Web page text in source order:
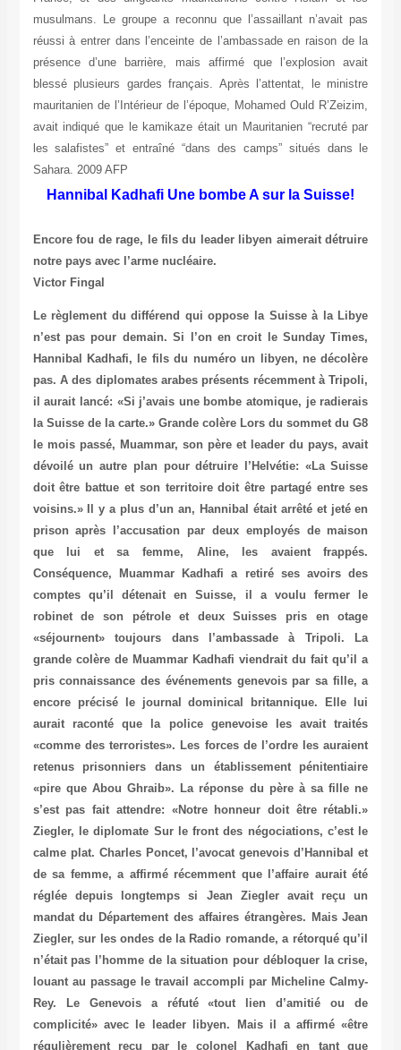
musulmans. Le groupe a reconnu que l’assaillant n’avait pas
réussi à entrer dans l’enceinte de l’ambassade en raison de la
présence d’une barrière, mais affirmé que l’explosion avait
blessé plusieurs gardes français. Après l’attentat, le ministre
mauritanien de l’Intérieur de l’époque, Mohamed Ould R’Zeizim,
avait indiqué que le kamikaze était un Mauritanien “recruté par
les salafistes” et entraîné “dans des camps” situés dans le
Sahara. 2009 AFP
Hannibal Kadhafi Une bombe A sur la Suisse!
Encore fou de rage, le fils du leader libyen aimerait détruire
notre pays avec l’arme nucléaire.
Victor Fingal
Le règlement du différend qui oppose la Suisse à la Libye
n’est pas pour demain. Si l’on en croit le Sunday Times,
Hannibal Kadhafi, le fils du numéro un libyen, ne décolère
pas. A des diplomates arabes présents récemment à Tripoli,
il aurait lancé: «Si j’avais une bombe atomique, je radierais
la Suisse de la carte.» Grande colère Lors du sommet du G8
le mois passé, Muammar, son père et leader du pays, avait
dévoilé un autre plan pour détruire l’Helvétie: «La Suisse
doit être battue et son territoire doit être partagé entre ses
voisins.» Il y a plus d’un an, Hannibal était arrêté et jeté en
prison après l’accusation par deux employés de maison
que lui et sa femme, Aline, les avaient frappés.
Conséquence, Muammar Kadhafi a retiré ses avoirs des
comptes qu’il détenait en Suisse, il a voulu fermer le
robinet de son pétrole et deux Suisses pris en otage
«séjournent» toujours dans l’ambassade à Tripoli. La
grande colère de Muammar Kadhafi viendrait du fait qu’il a
pris connaissance des événements genevois par sa fille, a
encore précisé le journal dominical britannique. Elle lui
aurait raconté que la police genevoise les avait traités
«comme des terroristes». Les forces de l’ordre les auraient
retenus prisonniers dans un établissement pénitentiaire
«pire que Abou Ghraib». La réponse du père à sa fille ne
s’est pas fait attendre: «Notre honneur doit être rétabli.»
Ziegler, le diplomate Sur le front des négociations, c’est le
calme plat. Charles Poncet, l’avocat genevois d’Hannibal et
de sa femme, a affirmé récemment que l’affaire aurait été
réglée depuis longtemps si Jean Ziegler avait reçu un
mandat du Département des affaires étrangères. Mais Jean
Ziegler, sur les ondes de la Radio romande, a rétorqué qu’il
n’était pas l’homme de la situation pour débloquer la crise,
louant au passage le travail accompli par Micheline Calmy-
Rey. Le Genevois a réfuté «tout lien d’amitié ou de
complicité» avec le leader libyen. Mais il a affirmé «être
régulièrement reçu par le colonel Kadhafi en tant que